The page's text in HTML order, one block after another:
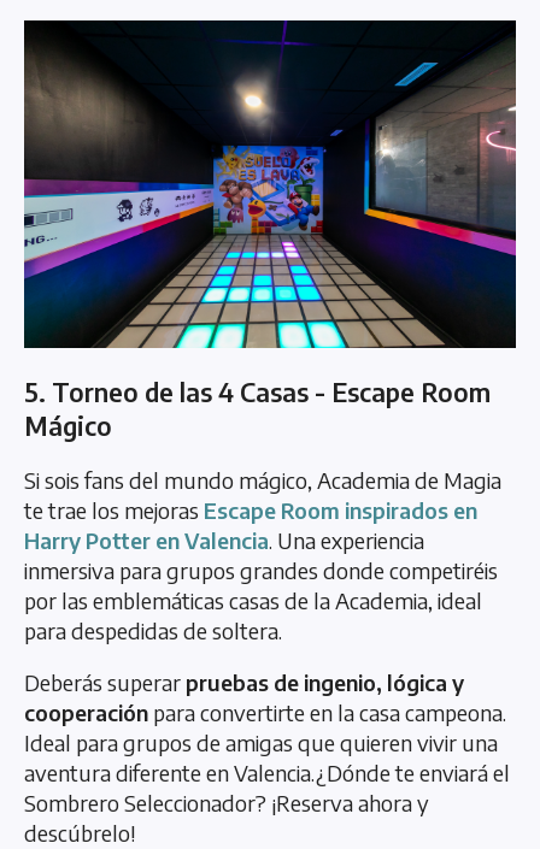
5. Torneo de las 4 Casas - Escape Room
Mágico
Si sois fans del mundo mágico, Academia de Magia
te trae los mejoras Escape Room inspirados en
Harry Potter en Valencia. Una experiencia
inmersiva para grupos grandes donde competiréis
por las emblemáticas casas de la Academia, ideal
para despedidas de soltera.
Deberás superar pruebas de ingenio, lógica y
cooperación para convertirte en la casa campeona.
Ideal para grupos de amigas que quieren vivir una
aventura diferente en Valencia.¿Dónde te enviará el
Sombrero Seleccionador? ¡Reserva ahora y
descúbrelo!